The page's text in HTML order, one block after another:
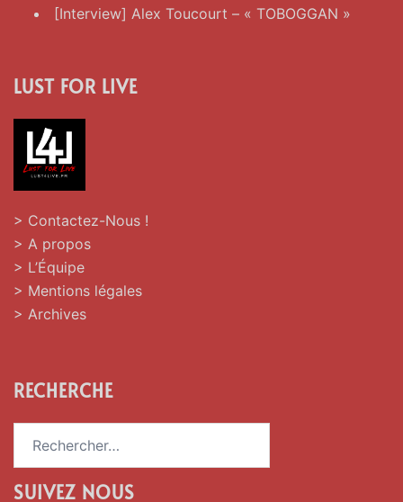
[Interview] Alex Toucourt – « TOBOGGAN »
LUST FOR LIVE
> Contactez-Nous !
> A propos
> L’Équipe
> Mentions légales
> Archives
RECHERCHE
SUIVEZ NOUS